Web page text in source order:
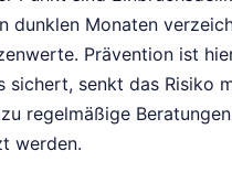
dunklen Monaten
Prävention ist
sichert, senkt das Risiko
regelmäßige
werden.